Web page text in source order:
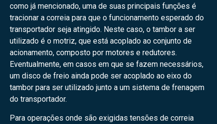
como já mencionado, uma de suas principais funções é
tracionar a correia para que o funcionamento esperado do
transportador seja atingido. Neste caso, o tambor a ser
utilizado é o motriz, que está acoplado ao conjunto de
acionamento, composto por motores e redutores.
Eventualmente, em casos em que se fazem necessários,
um disco de freio ainda pode ser acoplado ao eixo do
tambor para ser utilizado junto a um sistema de frenagem
do transportador.
Para operações onde são exigidas tensões de correia